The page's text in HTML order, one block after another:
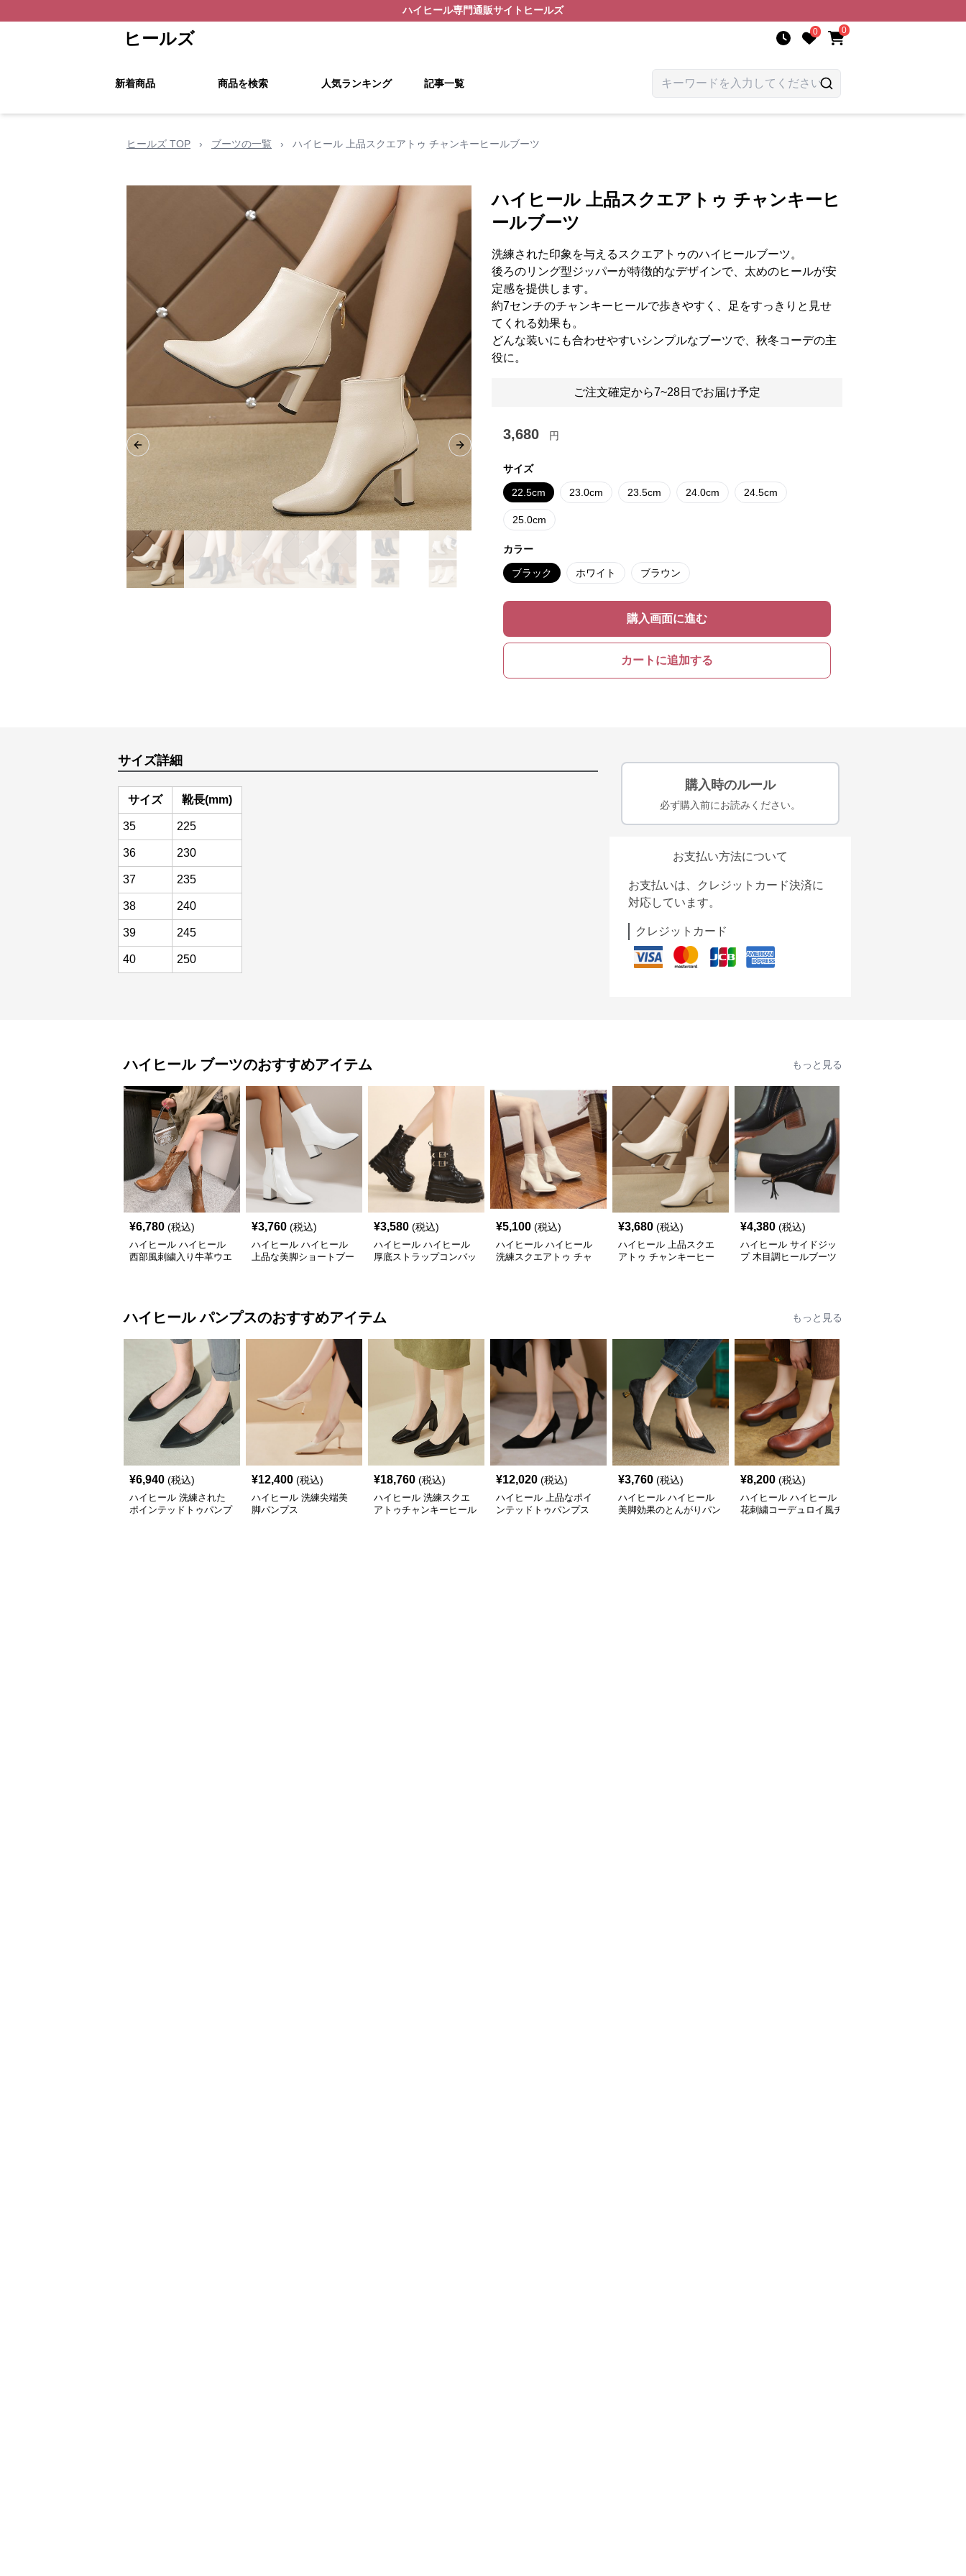
ハイヒール専門通販サイト ヒールズ
ヒールズ 0 0
新着商品 商品を検索 人気ランキング 記事一覧
ヒールズ TOP › ブーツの一覧 › ハイヒール 上品スクエアトゥ チャンキーヒールブーツ
Previous slide Next slide
ハイヒール 上品スクエアトゥ チャンキーヒ
ールブーツ
洗練された印象を与えるスクエアトゥのハイヒールブーツ。
後ろのリング型ジッパーが特徴的なデザインで、太めのヒールが安
定感を提供します。
約7センチのチャンキーヒールで歩きやすく、足をすっきりと見せ
てくれる効果も。
どんな装いにも合わせやすいシンプルなブーツで、秋冬コーデの主
役に。
ご注文確定から7~28日でお届け予定
3,680 円
サイズ
22.5cm 23.0cm 23.5cm 24.0cm 24.5cm
25.0cm
カラー
ブラック ホワイト ブラウン
購入画面に進む
カートに追加する
サイズ詳細
サイズ 靴長(mm)
35 225
36 230
37 235
38 240
39 245
40 250
購入時のルール
必ず購入前にお読みください。
お支払い方法について
お支払いは、クレジットカード決済に
対応しています。
クレジットカード
ハイヒール ブーツのおすすめアイテム もっと見る
¥6,780 (税込)
ハイヒール ハイヒール
西部風刺繍入り牛革ウエ
¥3,760 (税込)
ハイヒール ハイヒール
上品な美脚ショートブー
¥3,580 (税込)
ハイヒール ハイヒール
厚底ストラップコンバッ
¥5,100 (税込)
ハイヒール ハイヒール
洗練スクエアトゥ チャ
¥3,680 (税込)
ハイヒール 上品スクエ
アトゥ チャンキーヒー
¥4,380 (税込)
ハイヒール サイドジッ
プ 木目調ヒールブーツ
ハイヒール パンプスのおすすめアイテム もっと見る
¥6,940 (税込)
ハイヒール 洗練された
ポインテッドトゥパンプ
¥12,400 (税込)
ハイヒール 洗練尖端美
脚パンプス
¥18,760 (税込)
ハイヒール 洗練スクエ
アトゥチャンキーヒール
¥12,020 (税込)
ハイヒール 上品なポイ
ンテッドトゥパンプス
¥3,760 (税込)
ハイヒール ハイヒール
美脚効果のとんがりパン
¥8,200 (税込)
ハイヒール ハイヒール
花刺繍コーデュロイ風チ